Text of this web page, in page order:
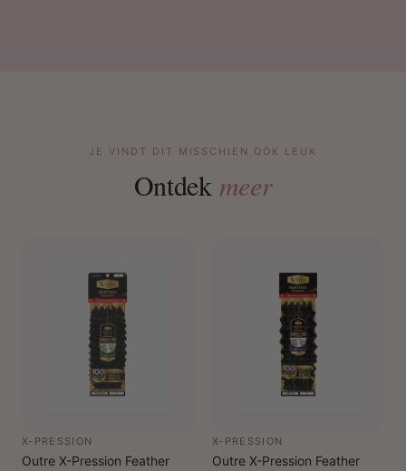
JE VINDT DIT MISSCHIEN OOK LEUK
Ontdek meer
X-PRESSION
Outre X-Pression Feather
X-PRESSION
Outre X-Pression Feather